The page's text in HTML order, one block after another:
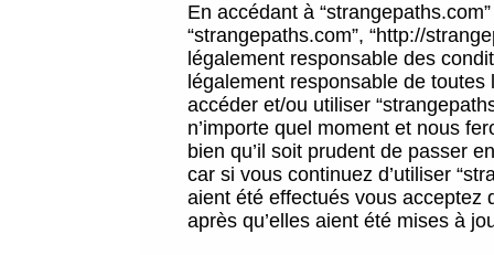
En accédant à
“strangepaths.com”, “http://
légalement responsable des
légalement responsable de
accéder et/ou utiliser
n’importe quel moment et nous
bien qu’il soit prudent de passer
car si vous continuez d’utiliser
aient été effectués vous acceptez
après qu’elles aient été mises à